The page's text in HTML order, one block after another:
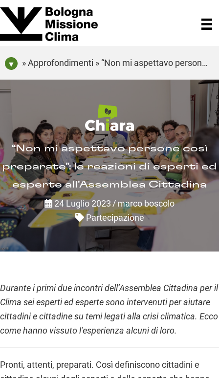
» Approfondimenti » “Non mi aspettavo persone così preparate”: le reazioni di esperti ed esperte all’Assemblea Cittadina
“Non mi aspettavo persone così
preparate”: le reazioni di esperti ed
esperte all’Assemblea Cittadina
24 Luglio 2023 /marco boscolo
Partecipazione
Durante i primi due incontri dell’Assemblea Cittadina per il
Clima sei esperti ed esperte sono intervenuti per aiutare
cittadini e cittadine su temi legati alla crisi climatica. Ecco
come hanno vissuto l’esperienza alcuni di loro.
Pronti, attenti, preparati. Così definiscono cittadini e